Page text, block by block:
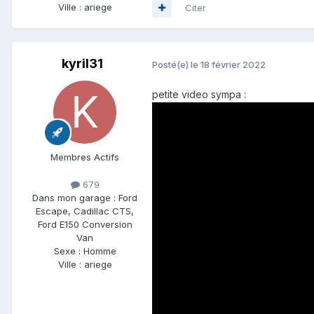
Ville : ariege Citer
kyril31
Membres Actifs
679
Dans mon garage : Ford
Escape, Cadillac CTS,
Ford E150 Conversion
Van
Sexe : Homme
Ville : ariege
Posté(e) le 18 février 2022
petite video sympa :